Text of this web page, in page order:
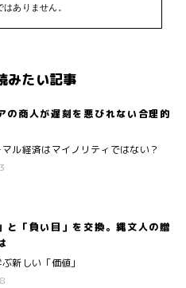
ありません。
みたい記事
の商人が遅刻を悪びれない合理的
ル経済はマイノリティではない？
と「負い目」を交換。縄文人の贈
新しい「価値」